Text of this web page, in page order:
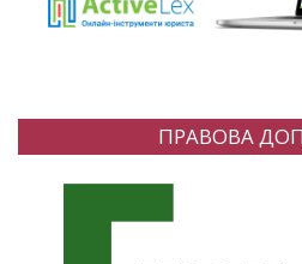
ПРАВОВА